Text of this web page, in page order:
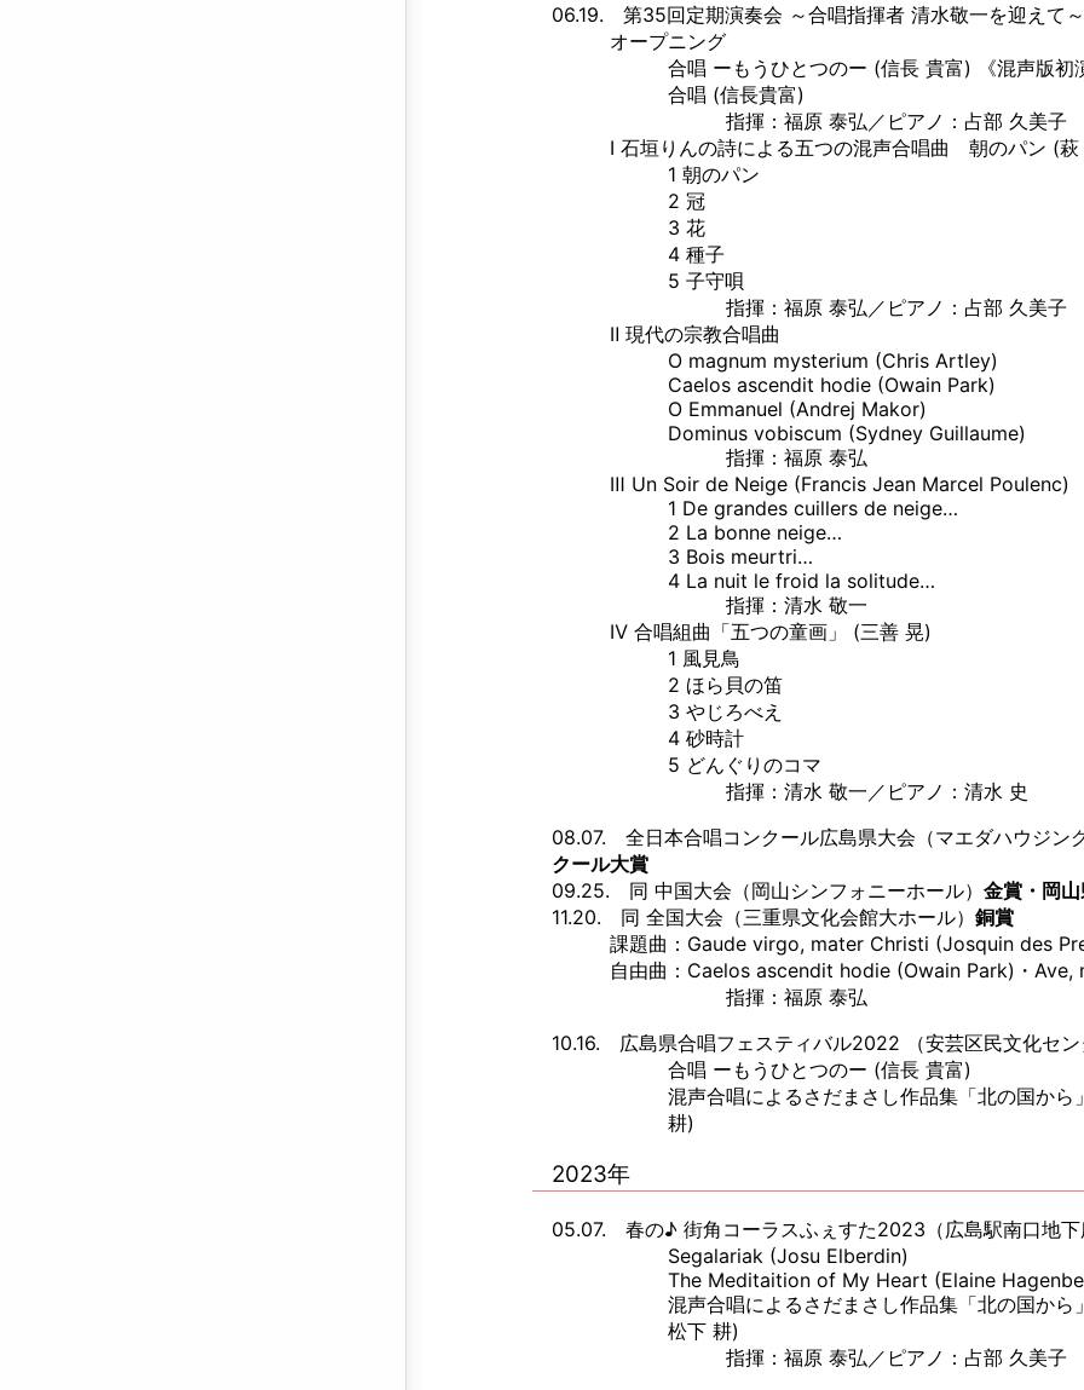
06.19. 第35回定期演奏会 ～合唱指揮者 清水敬一を迎えて
オープニング
合唱 ーもうひとつのー (信長 貴富) 《混声版初
合唱 (信長貴富)
指揮：福原 泰弘／ピアノ：占部 久美子
Ⅰ 石垣りんの詩による五つの混声合唱曲 朝のパン (萩
1 朝のパン
2 冠
3 花
4 種子
5 子守唄
指揮：福原 泰弘／ピアノ：占部 久美子
Ⅱ 現代の宗教合唱曲
O magnum mysterium (Chris Artley)
Caelos ascendit hodie (Owain Park)
O Emmanuel (Andrej Makor)
Dominus vobiscum (Sydney Guillaume)
指揮：福原 泰弘
Ⅲ Un Soir de Neige (Francis Jean Marcel Poulenc)
1 De grandes cuillers de neige…
2 La bonne neige…
3 Bois meurtri…
4 La nuit le froid la solitude…
指揮：清水 敬一
Ⅳ 合唱組曲「五つの童画」 (三善 晃)
1 風見鳥
2 ほら貝の笛
3 やじろべえ
4 砂時計
5 どんぐりのコマ
指揮：清水 敬一／ピアノ：清水 史
08.07. 全日本合唱コンクール広島県大会（マエダハウジン
クール大賞
09.25. 同 中国大会（岡山シンフォニーホール） 金賞・岡
11.20. 同 全国大会（三重県文化会館大ホール） 銅賞
課題曲：Gaude virgo, mater Christi (Josquin des
自由曲：Caelos ascendit hodie (Owain Park)・Ave,
指揮：福原 泰弘
10.16. 広島県合唱フェスティバル2022 （安芸区民文化セン
合唱 ーもうひとつのー (信長 貴富)
混声合唱によるさだまさし作品集「北の国か
耕)
2023年
05.07. 春の♪ 街角コーラスふぇすた2023（広島駅南口地下
Segalariak (Josu Elberdin)
The Meditaition of My Heart (Elaine
混声合唱によるさだまさし作品集「北の国か
松下 耕)
指揮：福原 泰弘／ピアノ：占部 久美子